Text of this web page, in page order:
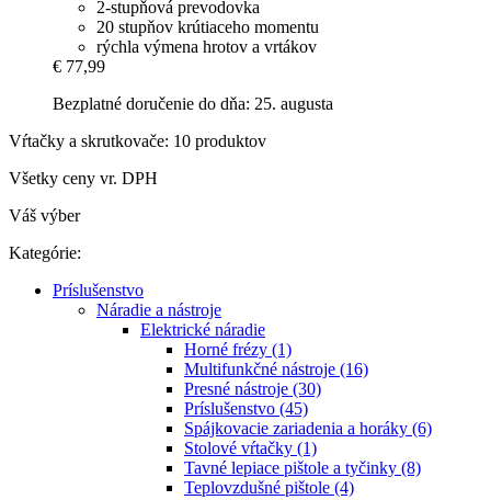
2-stupňová prevodovka
20 stupňov krútiaceho momentu
rýchla výmena hrotov a vrtákov
€ 77,99
Bezplatné doručenie do dňa: 25. augusta
Vŕtačky a skrutkovače: 10 produktov
Všetky ceny vr. DPH
Váš výber
Kategórie:
Príslušenstvo
Náradie a nástroje
Elektrické náradie
Horné frézy (1)
Multifunkčné nástroje (16)
Presné nástroje (30)
Príslušenstvo (45)
Spájkovacie zariadenia a horáky (6)
Stolové vŕtačky (1)
Tavné lepiace pištole a tyčinky (8)
Teplovzdušné pištole (4)